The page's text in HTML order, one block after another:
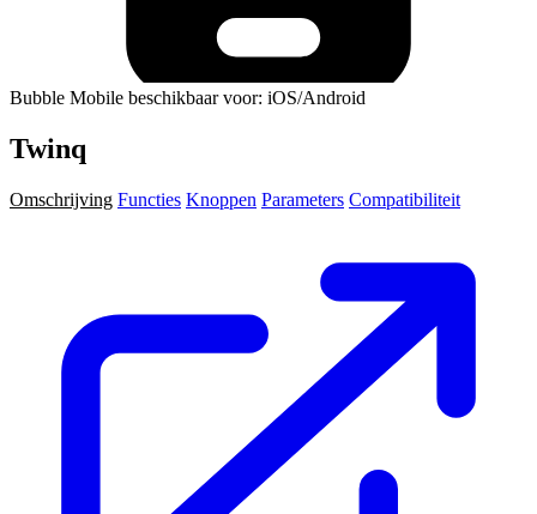
Bubble Mobile beschikbaar voor: iOS/Android
Twinq
Omschrijving Functies Knoppen Parameters Compatibiliteit